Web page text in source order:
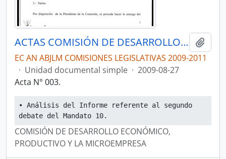
ACTAS COMISIÓN DE DESARROLLO ECONÓMICO, PRODUCTIVO Y LA MICROEMPRESA
EC AN ABJLM COMISIONES LEGISLATIVAS 2009-2011
· Unidad documental simple · 2009-08-27
Acta N° 003.
• Análisis del Informe referente al segundo
debate del Mandato 10.
COMISIÓN DE DESARROLLO ECONÓMICO,
PRODUCTIVO Y LA MICROEMPRESA